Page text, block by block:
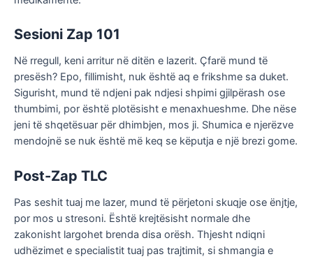
Sesioni Zap 101
Në rregull, keni arritur në ditën e lazerit. Çfarë mund të
presësh? Epo, fillimisht, nuk është aq e frikshme sa duket.
Sigurisht, mund të ndjeni pak ndjesi shpimi gjilpërash ose
thumbimi, por është plotësisht e menaxhueshme. Dhe nëse
jeni të shqetësuar për dhimbjen, mos ji. Shumica e njerëzve
mendojnë se nuk është më keq se këputja e një brezi gome.
Post-Zap TLC
Pas seshit tuaj me lazer, mund të përjetoni skuqje ose ënjtje,
por mos u stresoni. Është krejtësisht normale dhe
zakonisht largohet brenda disa orësh. Thjesht ndiqni
udhëzimet e specialistit tuaj pas trajtimit, si shmangia e